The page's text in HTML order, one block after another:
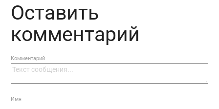
Оставить
комментарий
Комментарий
Имя